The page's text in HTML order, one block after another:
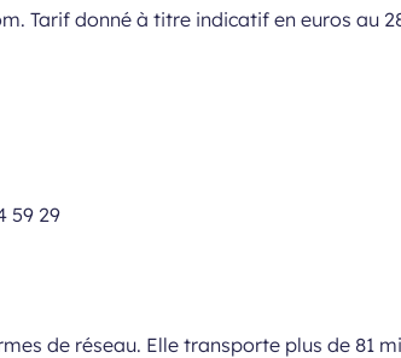
Tarif donné à titre indicatif en euros au
59 29
de réseau. Elle transporte plus de 81